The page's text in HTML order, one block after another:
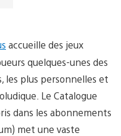
accueille des jeux
quelques-unes des
les plus personnelles et
Le Catalogue
dans les abonnements
met une vaste